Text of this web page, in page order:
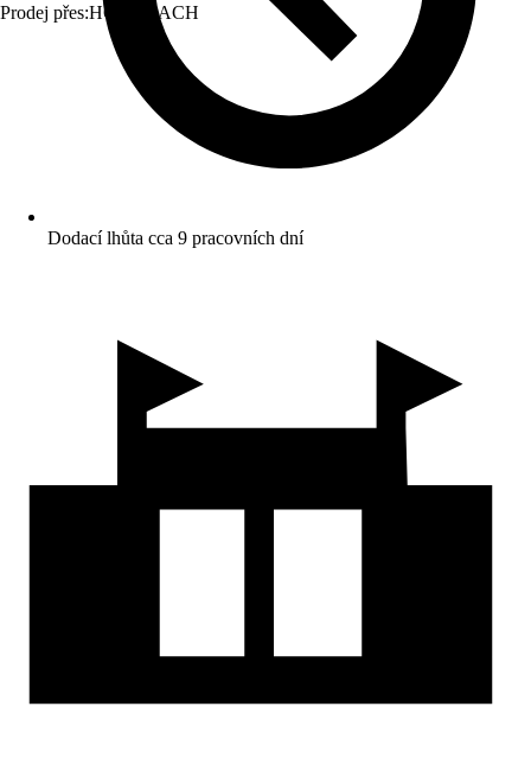
Prodej přes:HORNBACH
Dodací lhůta cca 9 pracovních dní